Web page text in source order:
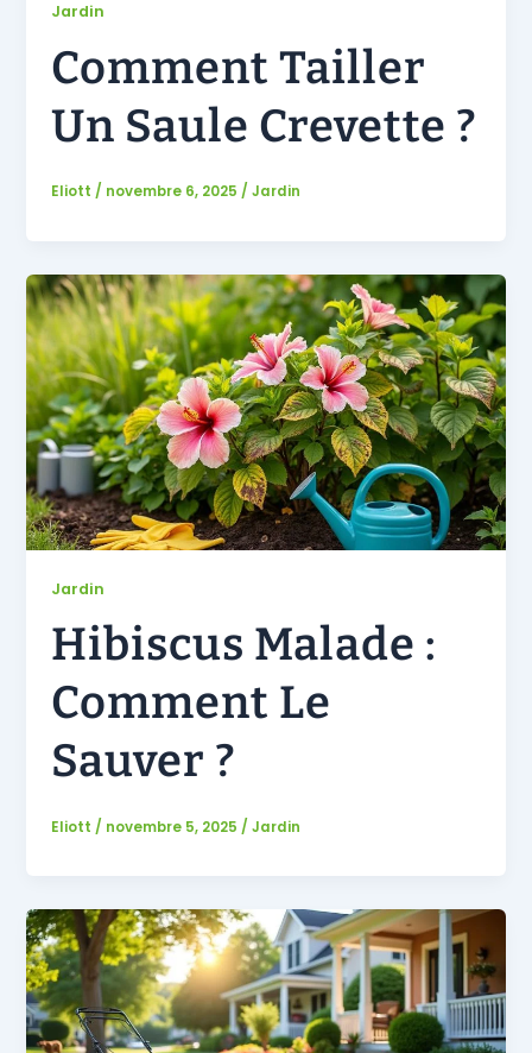
Jardin
Comment Tailler
Un Saule Crevette ?
Eliott / novembre 6, 2025 / Jardin
Jardin
Hibiscus Malade :
Comment Le
Sauver ?
Eliott / novembre 5, 2025 / Jardin